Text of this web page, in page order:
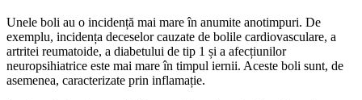
Unele boli au o incidență mai mare în anumite anotimpuri. De
exemplu, incidența deceselor cauzate de bolile cardiovasculare, a
artritei reumatoide, a diabetului de tip 1 și a afecțiunilor
neuropsihiatrice este mai mare în timpul iernii. Aceste boli sunt, de
asemenea, caracterizate prin inflamație.